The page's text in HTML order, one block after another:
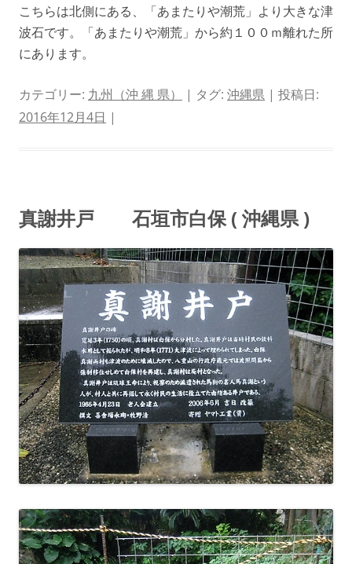
こちらは北側にある、「あまたりや潮荒」より大きな津
波石です。「あまたりや潮荒」から約１００ｍ離れた所
にあります。
カテゴリー: 九州（沖 縄 県） | タグ: 沖縄県 | 投稿日:
2016年12月4日 |
真謝井戸 石垣市白保 ( 沖縄県 )